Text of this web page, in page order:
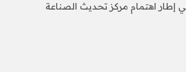
إطار اهتمام مركز تحديث الصناعة